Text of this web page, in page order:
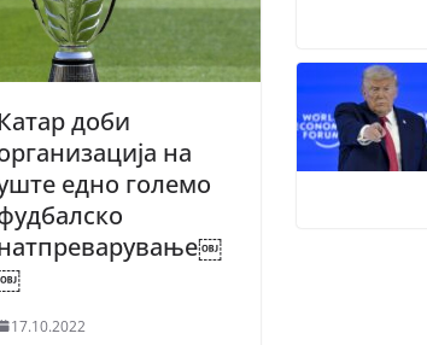
Катар доби
на
едно големо
17.10.2022